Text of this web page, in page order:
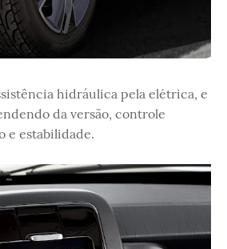
hidráulica pela elétrica, e
da versão, controle
e estabilidade.